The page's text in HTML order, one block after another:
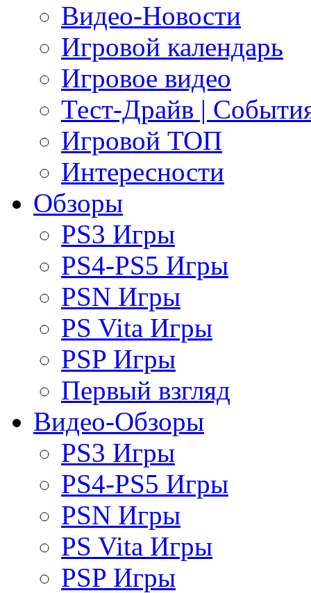
Видео-Новости
Игровой календарь
Игровое видео
Тест-Драйв |
Игровой ТОП
Интересности
Обзоры
PS3 Игры
PS4-PS5 Игры
PSN Игры
PS Vita Игры
PSP Игры
Первый взгляд
Видео-Обзоры
PS3 Игры
PS4-PS5 Игры
PSN Игры
PS Vita Игры
PSP Игры